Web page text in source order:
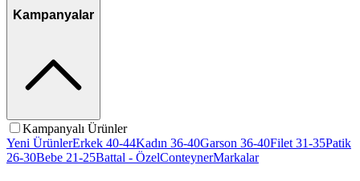
Kampanyalar
Kampanyalı Ürünler
Yeni ÜrünlerErkek 40-44Kadın 36-40Garson 36-40Filet 31-35Patik
26-30Bebe 21-25Battal - ÖzelConteynerMarkalar